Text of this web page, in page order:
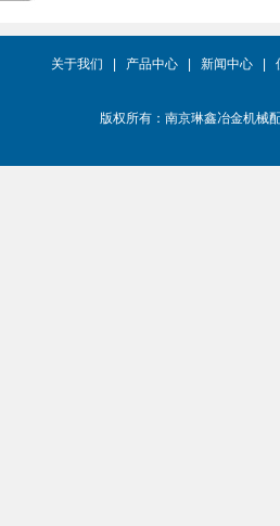
关于我们 产品中心| 新闻中心|
版权所有：南京琳鑫冶金机